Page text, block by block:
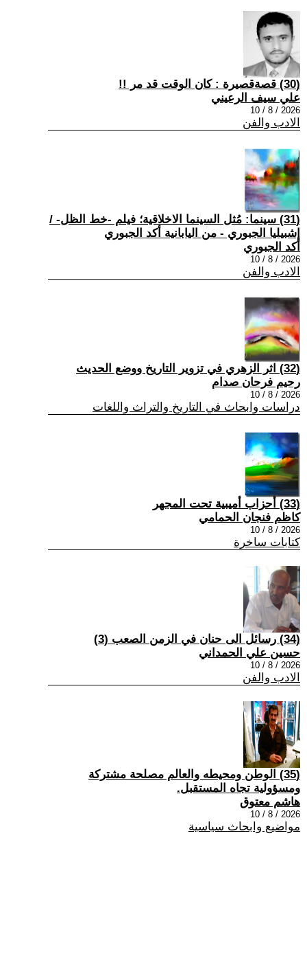
(30) قصةقصيرة : كان الوقت قد مر !!
علي سيف الرعيني
2026 / 8 / 10
الادب والفن
(31) سينما: مُثل السينما الاخلاقية؛ فيلم -خط الظل- /
إشبيليا الجبوري - من اليابانية أكد الجبوري
أكد الجبوري
2026 / 8 / 10
الادب والفن
(32) اثر الزهري في تزوير التاريخ ووضع الحديث
رحيم فرحان صدام
2026 / 8 / 10
دراسات وابحاث في التاريخ والتراث واللغات
(33) أحزاب أميبية تحت المجهر
كاظم فنجان الحمامي
2026 / 8 / 10
كتابات ساخرة
(34) رسائل الى حنان في الزمن الصعب (3)
حسين علي الحمداني
2026 / 8 / 10
الادب والفن
(35) الوطن ومحيطه والعالم مصلحة مشتركة
ومسؤولية تجاه المستقبل.
هاشم معتوق
2026 / 8 / 10
مواضيع وابحاث سياسية